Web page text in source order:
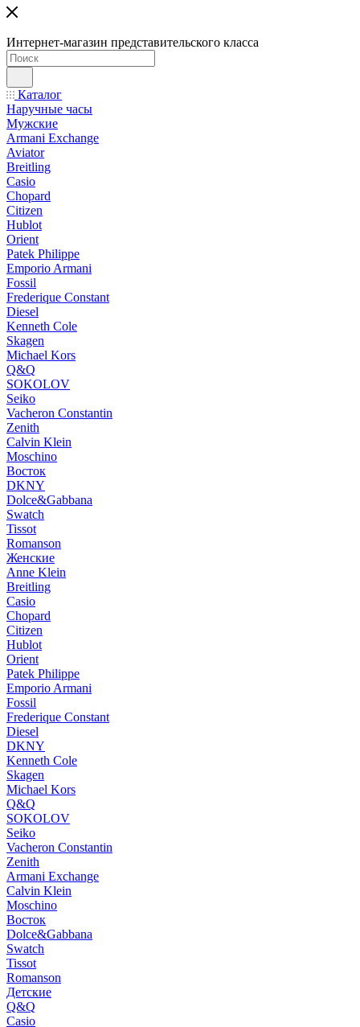
Интернет-магазин представительского класса
Каталог
Наручные часы
Мужские
Armani Exchange
Aviator
Breitling
Casio
Chopard
Citizen
Hublot
Orient
Patek Philippe
Emporio Armani
Fossil
Frederique Constant
Diesel
Kenneth Cole
Skagen
Michael Kors
Q&Q
SOKOLOV
Seiko
Vacheron Constantin
Zenith
Calvin Klein
Moschino
Восток
DKNY
Dolce&Gabbana
Swatch
Tissot
Romanson
Женские
Anne Klein
Breitling
Casio
Chopard
Citizen
Hublot
Orient
Patek Philippe
Emporio Armani
Fossil
Frederique Constant
Diesel
DKNY
Kenneth Cole
Skagen
Michael Kors
Q&Q
SOKOLOV
Seiko
Vacheron Constantin
Zenith
Armani Exchange
Calvin Klein
Moschino
Восток
Dolce&Gabbana
Swatch
Tissot
Romanson
Детские
Q&Q
Casio